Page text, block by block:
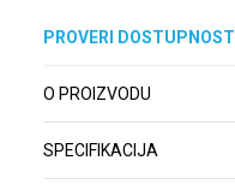
PROVERI
O PROIZVODU
SPECIFIKACIJA